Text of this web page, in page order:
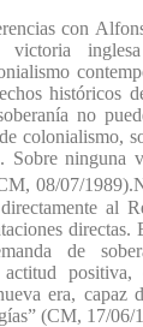
con
victoria
históricos
no
colonialismo,
Sobre ninguna
08/07/1989).
al
directas.
de
positiva,
era, capaz
(CM, 17/06/